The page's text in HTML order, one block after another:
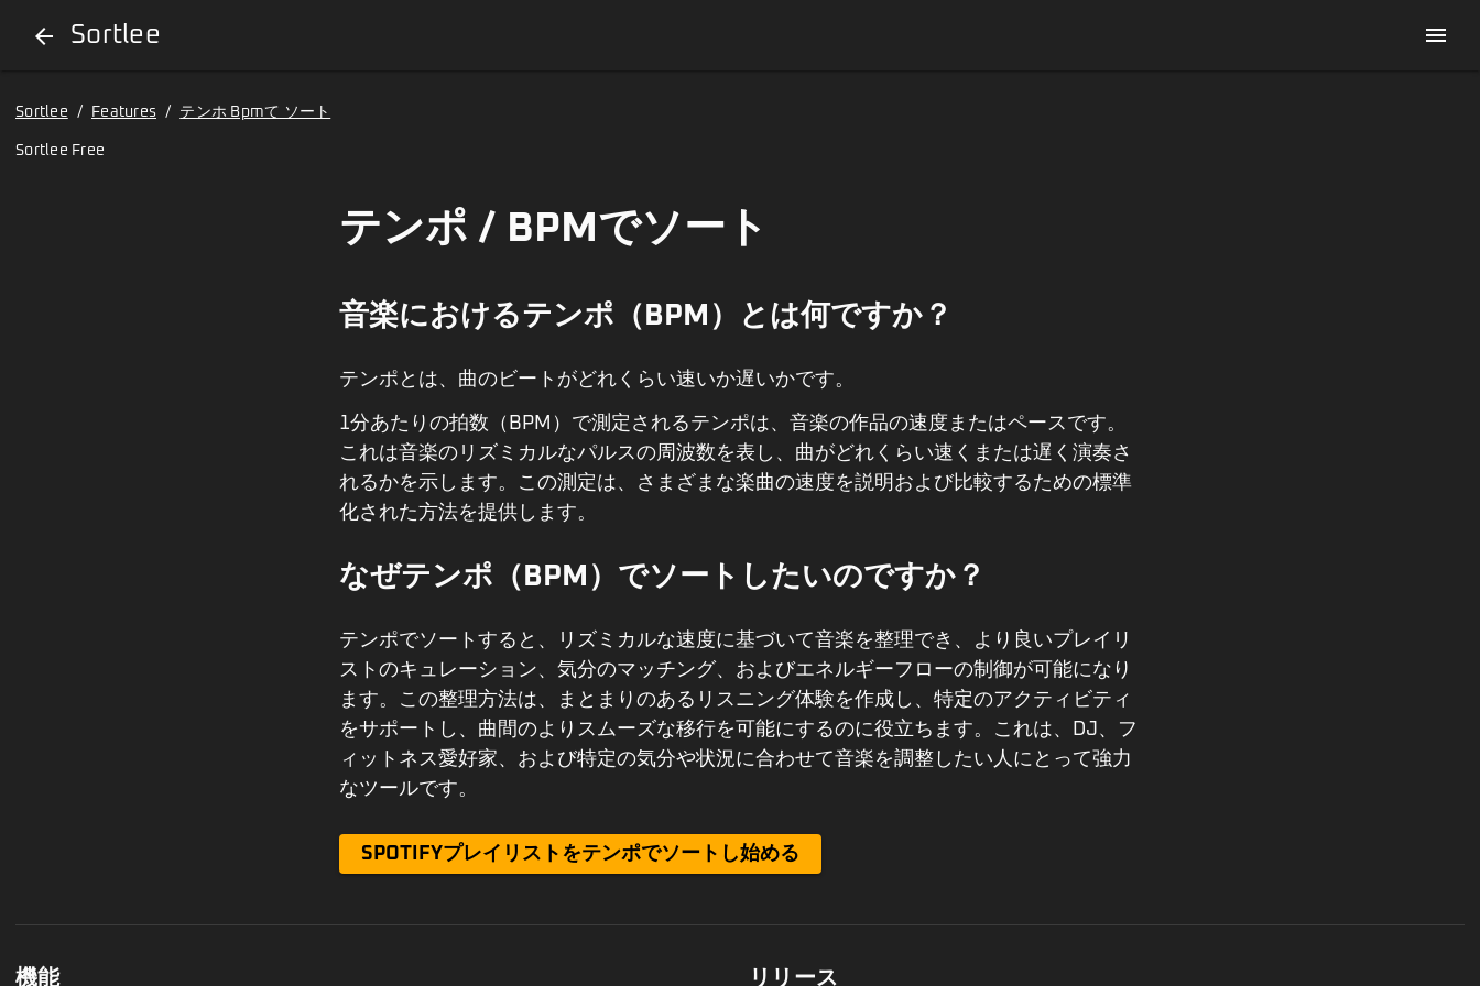
arrow_back Sortlee menu
Sortlee / Features / テンホ Bpmて ソート
Sortlee Free
テンポ / BPMでソート
音楽におけるテンポ（BPM）とは何ですか？
テンポとは、曲のビートがどれくらい速いか遅いかです。
1分あたりの拍数（BPM）で測定されるテンポは、音楽の作品の速度またはペースです。
これは音楽のリズミカルなパルスの周波数を表し、曲がどれくらい速くまたは遅く演奏さ
れるかを示します。この測定は、さまざまな楽曲の速度を説明および比較するための標準
化された方法を提供します。
なぜテンポ（BPM）でソートしたいのですか？
テンポでソートすると、リズミカルな速度に基づいて音楽を整理でき、より良いプレイリ
ストのキュレーション、気分のマッチング、およびエネルギーフローの制御が可能になり
ます。この整理方法は、まとまりのあるリスニング体験を作成し、特定のアクティビティ
をサポートし、曲間のよりスムーズな移行を可能にするのに役立ちます。これは、DJ、フ
ィットネス愛好家、および特定の気分や状況に合わせて音楽を調整したい人にとって強力
なツールです。
SPOTIFYプレイリストをテンポでソートし始める
機能 リリース